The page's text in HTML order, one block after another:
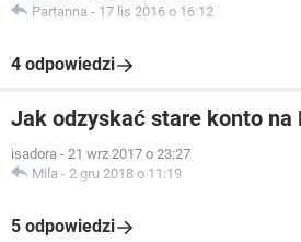
Partanna - 17 lis 2016 o 16:12
4 odpowiedzi
Jak odzyskać stare konto na
isadora - 21 wrz 2017 o 23:27
Mila - 2 gru 2018 o 11:19
5 odpowiedzi